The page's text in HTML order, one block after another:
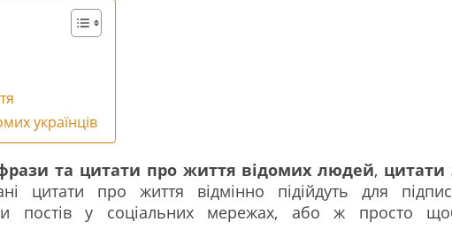
українців
та цитати про життя відомих людей, цитати
цитати про життя відмінно підійдуть для
постів у соціальних мережах, або ж просто